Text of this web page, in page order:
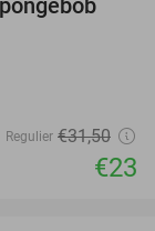
27%
Regulier €31,50
€23